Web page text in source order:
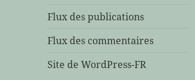
ça
fait
Flux des publications
Flux des commentaires
Site de WordPress-FR